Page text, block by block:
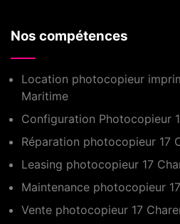
Nos compétences
Location photocopieur
Maritime
Configuration Photocopieur
Réparation photocopieur 17
Leasing photocopieur 17
Maintenance photocopieur
Vente photocopieur 17